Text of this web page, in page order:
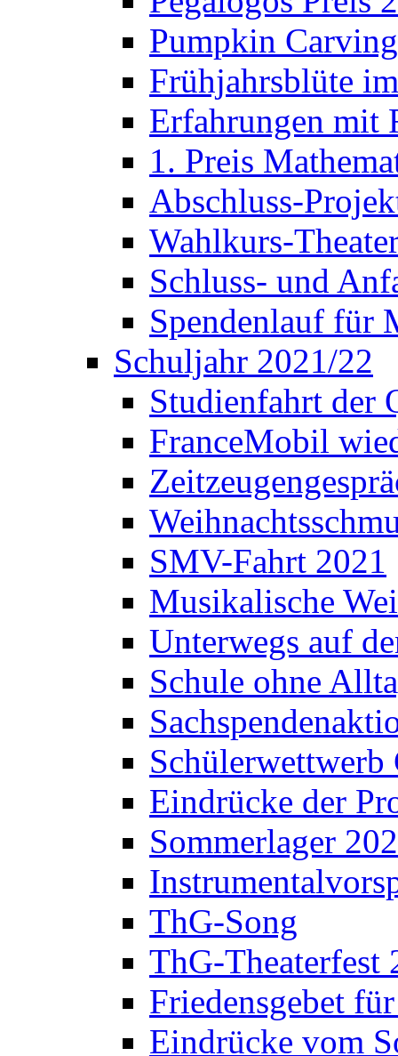
Pumpkin
Frühjahrsblüte
Erfahrungen mit
1. Preis
Abschluss-
Wahlkurs-
Schluss- und
Spendenlauf für
Schuljahr 2021/22
Studienfahrt der
FranceMobil
SMV-Fahrt 2021
Musikalische
Unterwegs auf
Schule ohne
Schülerwettwerb
Eindrücke der
Sommerlager
ThG-Song
ThG-Theaterfest
Friedensgebet
Eindrücke vom